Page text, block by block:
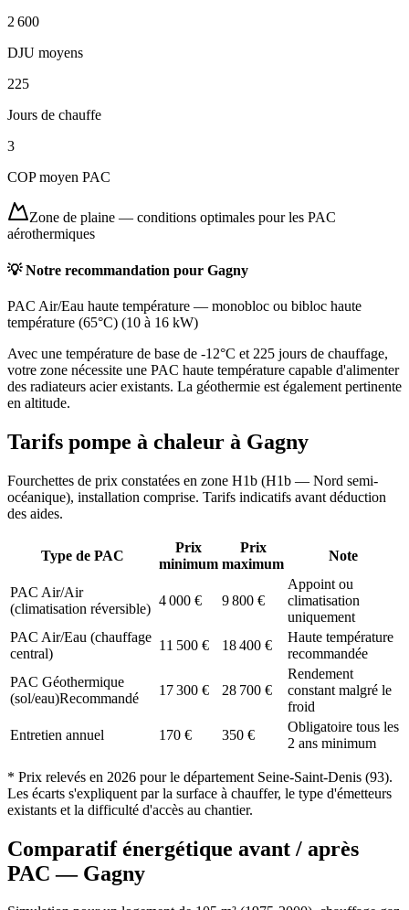
2 600
DJU moyens
225
Jours de chauffe
3
COP moyen PAC
Zone de plaine — conditions optimales pour les PAC
aérothermiques
💡 Notre recommandation pour Gagny
PAC Air/Eau haute température — monobloc ou bibloc haute
température (65°C) (10 à 16 kW)
Avec une température de base de -12°C et 225 jours de chauffage,
votre zone nécessite une PAC haute température capable d'alimenter
des radiateurs acier existants. La géothermie est également pertinente
en altitude.
Tarifs pompe à chaleur à Gagny
Fourchettes de prix constatées en zone H1b (H1b — Nord semi-
océanique), installation comprise. Tarifs indicatifs avant déduction
des aides.
Type de PAC
Prix
minimum
Prix
maximum
Note
PAC Air/Air
(climatisation réversible)
4 000 € 9 800 €
Appoint ou
climatisation
uniquement
PAC Air/Eau (chauffage
central)
11 500 € 18 400 €
Haute température
recommandée
PAC Géothermique
(sol/eau)Recommandé
17 300 € 28 700 €
Rendement
constant malgré le
froid
Entretien annuel
170 € 350 €
Obligatoire tous les
2 ans minimum
* Prix relevés en 2026 pour le département Seine-Saint-Denis (93).
Les écarts s'expliquent par la surface à chauffer, le type d'émetteurs
existants et la difficulté d'accès au chantier.
Comparatif énergétique avant / après
PAC — Gagny